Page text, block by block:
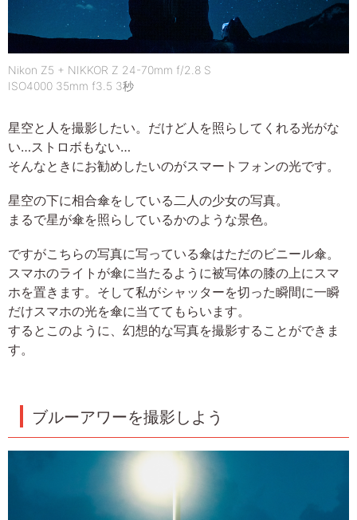
Nikon Z5 + NIKKOR Z 24-70mm f/2.8 S
ISO4000 35mm f3.5 3秒
星空と人を撮影したい。だけど人を照らしてくれる光がな
い…ストロボもない…
そんなときにお勧めしたいのがスマートフォンの光です。
星空の下に相合傘をしている二人の少女の写真。
まるで星が傘を照らしているかのような景色。
ですがこちらの写真に写っている傘はただのビニール傘。
スマホのライトが傘に当たるように被写体の膝の上にスマ
ホを置きます。そして私がシャッターを切った瞬間に一瞬
だけスマホの光を傘に当ててもらいます。
するとこのように、幻想的な写真を撮影することができま
す。
ブルーアワーを撮影しよう